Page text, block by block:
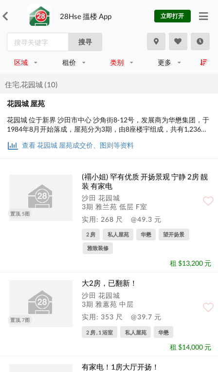
28Hse 搵楼 App 立即打开
搜寻
区域 租价 类别 更多
住宅,花园城 (10)
花园城 屋苑
花园城 位于新界 沙田市中心 沙角街8-12号，发展商为华懋集团，于
1984年8月开始落成，屋苑分为3期，由8座楼宇组成，共有1,236个
池、儿童设施、餐饮设施；交通便利，步行至港铁时间约4分钟，小
查看 花园城 屋苑成交价、图则等资料
置顶, 5图
(禤小姐) 罕有优质 开扬景观 宁静 2房 靓
装 有家电
沙田 花园城
3期 雅兰苑 低层 F室
实用: 268 尺
@49.3 元
2 房 私人屋苑 华懋 望开扬景
雅致装修
租 $13,200 元
置顶, 7图
大2房，已翻新！
沙田 花园城
3期 雅蕙苑 中层
实用: 353 尺
@39.7 元
2 房 , 1 浴室 私人屋苑 华懋
租 $14,000 元
有家电！1房大厅开扬！